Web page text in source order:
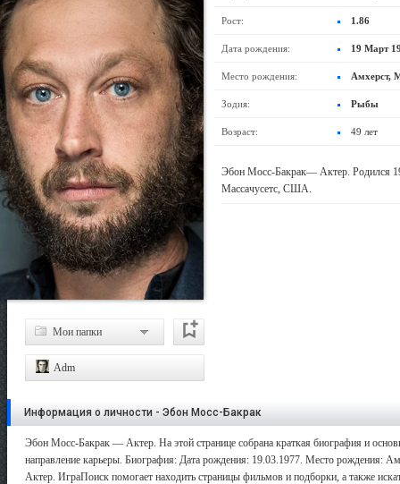
Мои папки
Adm
Рост: 1.86
Дата рождения: 19 Март
Место рождения: Амхерст,
Зодия: Рыбы
Возраст: 49 лет
Эбон Мосс-Бакрак— Актер. Родился
Массачусетс, США.
Информация о личности - Эбон Мосс-Бакрак
Эбон Мосс-Бакрак — Актер. На этой странице собрана краткая биография и
направление карьеры. Биография: Дата рождения: 19.03.1977. Место рождения:
Актер. ИграПоиск помогает находить страницы фильмов и подборки, а также